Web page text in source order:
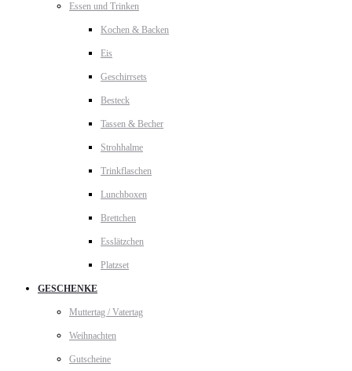
Essen und Trinken
Kochen & Backen
Eis
Geschirrsets
Besteck
Tassen & Becher
Strohhalme
Trinkflaschen
Lunchboxen
Brettchen
Esslätzchen
Platzset
GESCHENKE
Muttertag / Vatertag
Weihnachten
Gutscheine